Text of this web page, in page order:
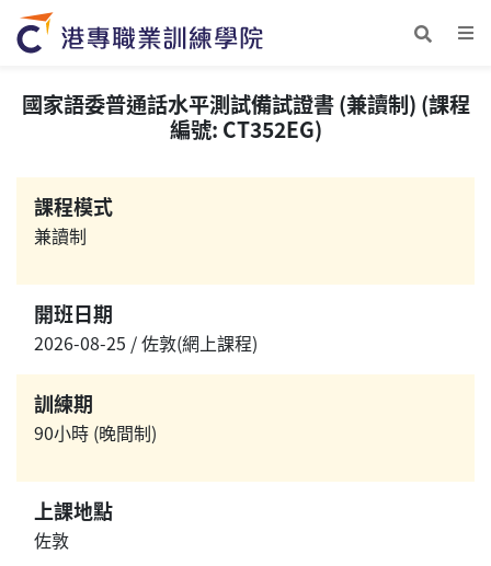
國家語委普通話水平測試備試證書 (兼讀制) (課程
編號: CT352EG)
課程模式
兼讀制
開班日期
2026-08-25 / 佐敦(網上課程)
訓練期
90小時 (晚間制)
上課地點
佐敦